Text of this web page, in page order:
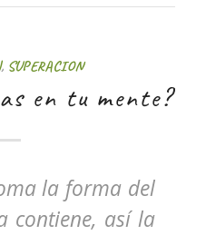
, SUPERACION
en tu mente?
la forma del
contiene, así la